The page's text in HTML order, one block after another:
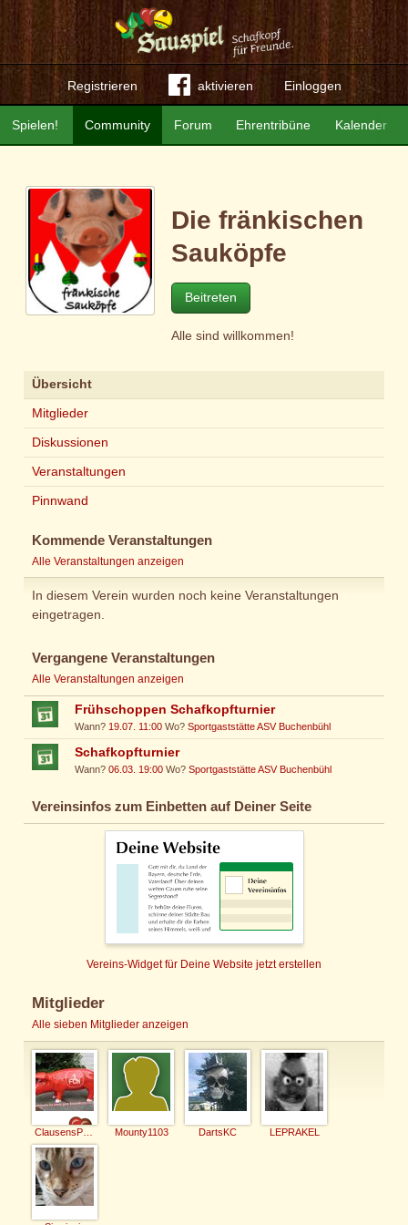
Registrieren aktivieren Einloggen
Community Forum Ehrentribüne Kalender
Spielen!
Die fränkischen
Sauköpfe
Beitreten
Alle sind willkommen!
Übersicht
Mitglieder
Diskussionen
Veranstaltungen
Pinnwand
Kommende Veranstaltungen
Alle Veranstaltungen anzeigen
In diesem Verein wurden noch keine Veranstaltungen
eingetragen.
Vergangene Veranstaltungen
Alle Veranstaltungen anzeigen
Frühschoppen Schafkopfturnier
Wann? 19.07. 11:00 Wo?Sportgaststätte ASV Buchenbühl
Schafkopfturnier
Wann?06.03. 19:00 Wo?Sportgaststätte ASV Buchenbühl
Vereinsinfos zum Einbetten auf Deiner Seite
Vereins-Widget für Deine Website jetzt erstellen
Mitglieder
Alle sieben Mitglieder anzeigen
Mounty1103 DartsKC LEPRAKEL